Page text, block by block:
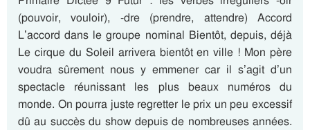
(pouvoir, vouloir), -dre (prendre, attendre) Accord
L’accord dans le groupe nominal Bientôt, depuis, déjà
Le cirque du Soleil arrivera bientôt en ville ! Mon père
voudra sûrement nous y emmener car il s’agit d’un
spectacle réunissant les plus beaux numéros du
monde. On pourra juste regretter le prix un peu excessif
dû au succès du show depuis de nombreuses années.